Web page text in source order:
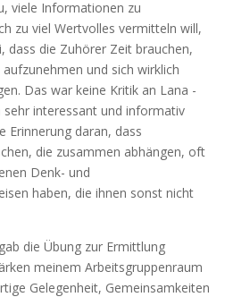
viele Informationen zu
zu viel Wertvolles vermitteln will,
dass die Zuhörer Zeit brauchen,
und sich wirklich
Das war keine Kritik an Lana -
sehr interessant und informativ
Erinnerung daran, dass
die zusammen abhängen, oft
Denk- und
haben, die ihnen sonst nicht
die Übung zur Ermittlung
meinem Arbeitsgruppenraum
Gelegenheit, Gemeinsamkeiten